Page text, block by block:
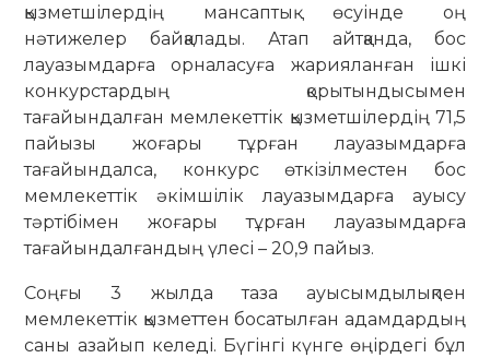
қызметшілердің мансаптық өсуінде оң
нәтижелер байқалады. Атап айтқанда, бос
лауазымдарға орналасуға жарияланған ішкі
конкурстардың қорытындысымен
тағайындалған мемлекеттік қызметшілердің 71,5
пайызы жоғары тұрған лауазымдарға
тағайындалса, конкурс өткізілместен бос
мемлекеттік әкімшілік лауазымдарға ауысу
тәртібімен жоғары тұрған лауазымдарға
тағайындалғандың үлесі – 20,9 пайыз.
Соңғы 3 жылда таза ауысымдылықпен
мемлекеттік қызметтен босатылған адамдардың
саны азайып келеді. Бүгінгі күнге өңірдегі бұл